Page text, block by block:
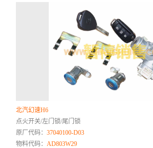
北汽幻速H6
点火开关/左门锁/尾门锁
原厂代码：37040100-D03
物料代码：AD803W29